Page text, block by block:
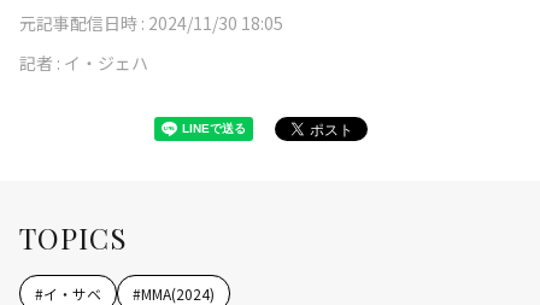
元記事配信日時 : 2024/11/30 18:05
記者 : イ・ジェハ
TOPICS
#イ・サベ #MMA(2024)